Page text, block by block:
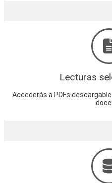
Lecturas
Accederás a PDFs